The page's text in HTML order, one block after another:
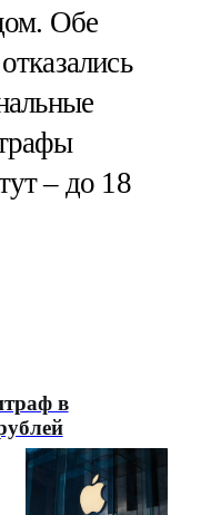
Обе
– до 18
в